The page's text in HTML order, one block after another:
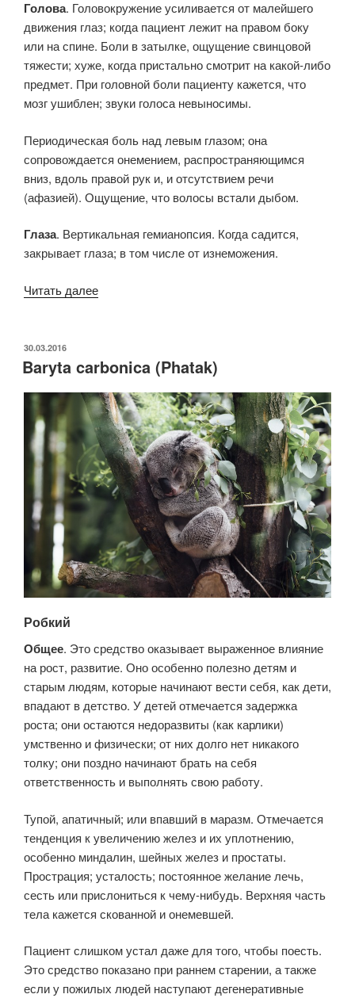
Голова. Головокружение усиливается от малейшего
движения глаз; когда пациент лежит на правом боку
или на спине. Боли в затылке, ощущение свинцовой
тяжести; хуже, когда пристально смотрит на какой-либо
предмет. При головной боли пациенту кажется, что
мозг ушиблен; звуки голоса невыносимы.
Периодическая боль над левым глазом; она
сопровождается онемением, распространяющимся
вниз, вдоль правой рук и, и отсутствием речи
(афазией). Ощущение, что волосы встали дыбом.
Глаза. Вертикальная гемианопсия. Когда садится,
закрывает глаза; в том числе от изнеможения.
Читать далее«Muriatic
ОПУБЛИКОВАНО
30.03.2016
Baryta carbonica (Phatak)
Робкий
Общее. Это средство оказывает выраженное влияние
на рост, развитие. Оно особенно полезно детям и
старым людям, которые начинают вести себя, как дети,
впадают в детство. У детей отмечается задержка
роста; они остаются недоразвиты (как карлики)
умственно и физически; от них долго нет никакого
толку; они поздно начинают брать на себя
ответственность и выполнять свою работу.
Тупой, апатичный; или впавший в маразм. Отмечается
тенденция к увеличению желез и их уплотнению,
особенно миндалин, шейных желез и простаты.
Прострация; усталость; постоянное желание лечь,
сесть или прислониться к чему-нибудь. Верхняя часть
тела кажется скованной и онемевшей.
Пациент слишком устал даже для того, чтобы поесть.
Это средство показано при раннем старении, а также
если у пожилых людей наступают дегенеративные